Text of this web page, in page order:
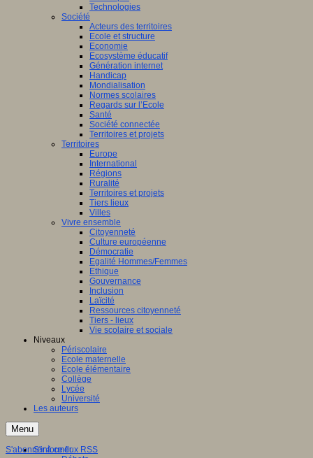
Technologies
Société
Acteurs des territoires
Ecole et structure
Economie
Ecosystème éducatif
Génération internet
Handicap
Mondialisation
Normes scolaires
Regards sur l’Ecole
Santé
Société connectée
Territoires et projets
Territoires
Europe
International
Régions
Ruralité
Territoires et projets
Tiers lieux
Villes
Vivre ensemble
Citoyenneté
Culture européenne
Démocratie
Egalité Hommes/Femmes
Ethique
Gouvernance
Inclusion
Laïcité
Ressources citoyenneté
Tiers - lieux
Vie scolaire et sociale
Niveaux
Périscolaire
Ecole maternelle
Ecole élémentaire
Collège
Lycée
Université
Les auteurs
Menu
S'informer
S'abonner à ce flux RSS